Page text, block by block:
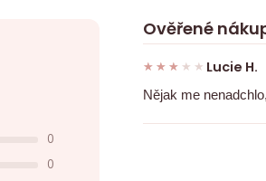
0
0
Ověřené
★★★★★
★★★★★ Lucie H.
Nějak me